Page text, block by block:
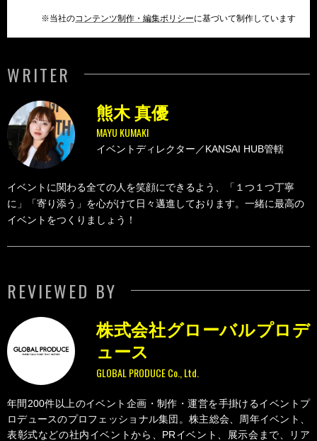
※当社のコンテンツ制作・編集ポリシーに基づいて制作しています
WRITER
MAYU KUMAKI
熊木 真優
イベントディレクター／KANSAI HUB管轄
イベントに関わる全ての人を笑顔にできるよう、「１つ１つ丁寧
に」「寄り添う」を心がけて日々邁進しております。一緒に最高の
イベントをつくりましょう！
REVIEWED BY
GLOBAL PRODUCE Co., Ltd.
株式会社グローバルプロデ
ュース
年間200件以上のイベント企画・制作・運営を手掛けるイベントプ
ロデュースのプロフェッショナル集団。株主総会、周年イベント、
表彰式などの社内イベントから、PRイベント、展示会まで、リア